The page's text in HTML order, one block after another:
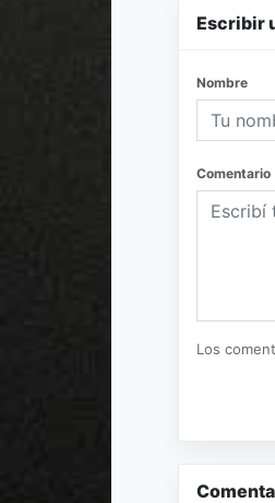
Escribir
Nombre
Comentario
Los